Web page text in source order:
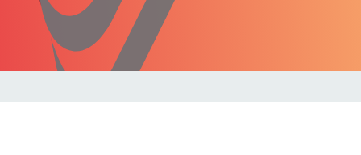
Gesundheit
Internet
Polizei